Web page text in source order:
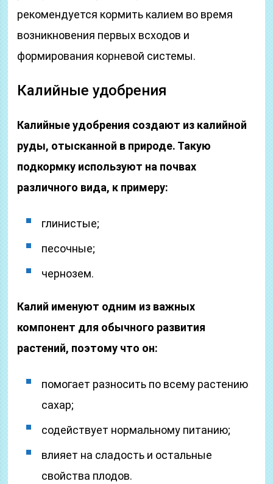
рекомендуется кормить калием во время
возникновения первых всходов и
формирования корневой системы.
Калийные удобрения
Калийные удобрения создают из калийной
руды, отысканной в природе. Такую
подкормку используют на почвах
различного вида, к примеру:
глинистые;
песочные;
чернозем.
Калий именуют одним из важных
компонент для обычного развития
растений, поэтому что он:
помогает разносить по всему растению
сахар;
содействует нормальному питанию;
влияет на сладость и остальные
свойства плодов.